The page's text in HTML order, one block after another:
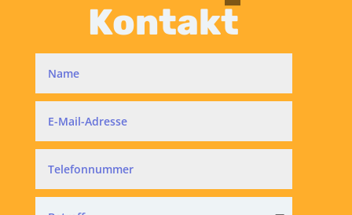
Kontakt